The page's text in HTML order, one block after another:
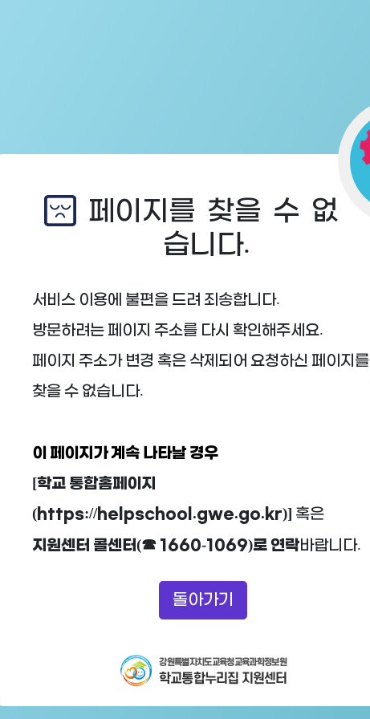
페이지를 찾을 수 없
습니다.
서비스 이용에 불편을 드려 죄송합니다.
방문하려는 페이지 주소를 다시 확인해주세요.
페이지 주소가 변경 혹은 삭제되어 요청하신 페이지를
찾을 수 없습니다.
이 페이지가 계속 나타날 경우
[학교 통합홈페이지
(https://helpschool.gwe.go.kr)] 혹은
지원센터 콜센터(☎ 1660-1069)로 연락바랍니다.
돌아가기